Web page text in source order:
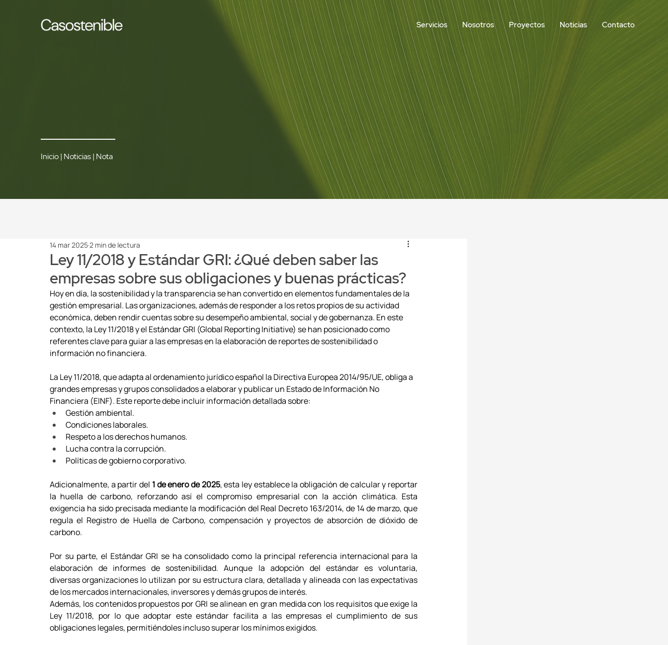
Servicios Nosotros Proyectos Noticias Contacto
Inicio| Noticias| Nota
Ley 11/2018 y Estándar GRI: ¿Qué deben saber las
empresas sobre sus obligaciones y buenas prácticas?
14 mar 20252 min de lectura
Hoy en día, la sostenibilidad y la transparencia se han convertido en elementos fundamentales de la
gestión empresarial. Las organizaciones, además de responder a los retos propios de su actividad
económica, deben rendir cuentas sobre su desempeño ambiental, social y de gobernanza. En este
contexto, la Ley 11/2018 y el Estándar GRI (Global Reporting Initiative) se han posicionado como
referentes clave para guiar a las empresas en la elaboración de reportes de sostenibilidad o
información no financiera.
La Ley 11/2018, que adapta al ordenamiento jurídico español la Directiva Europea 2014/95/UE, obliga a
grandes empresas y grupos consolidados a elaborar y publicar un Estado de Información No
Financiera (EINF). Este reporte debe incluir información detallada sobre:
Gestión ambiental.
Condiciones laborales.
Respeto a los derechos humanos.
Lucha contra la corrupción.
Políticas de gobierno corporativo.
Adicionalmente, a partir del 1 de enero de 2025, esta ley establece la obligación de calcular y reportar
la huella de carbono, reforzando así el compromiso empresarial con la acción climática. Esta
exigencia ha sido precisada mediante la modificación del Real Decreto 163/2014, de 14 de marzo, que
regula el Registro de Huella de Carbono, compensación y proyectos de absorción de dióxido de
carbono.
Por su parte, el Estándar GRI se ha consolidado como la principal referencia internacional para la
elaboración de informes de sostenibilidad. Aunque la adopción del estándar es voluntaria,
diversas organizaciones lo utilizan por su estructura clara, detallada y alineada con las expectativas
de los mercados internacionales, inversores y demás grupos de interés.
Además, los contenidos propuestos por GRI se alinean en gran medida con los requisitos que exige la
Ley 11/2018, por lo que adoptar este estándar facilita a las empresas el cumplimiento de sus
obligaciones legales, permitiéndoles incluso superar los mínimos exigidos.